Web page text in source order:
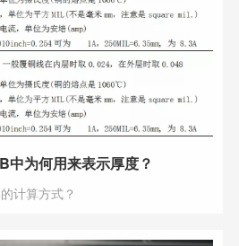
中为何用来表示厚度？
计算方式？